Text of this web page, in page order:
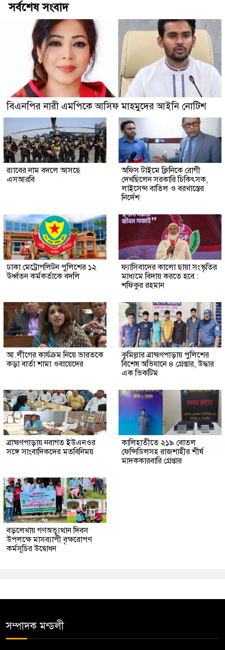
সর্বশেষ সংবাদ
বিএনপির নারী এমপিকে আসিফ মাহমুদের আইনি নোটিশ
র‍্যাবের নাম বদলে আসছে
এসআরবি
অফিস টাইমে ক্লিনিকে রোগী
দেখছিলেন সরকারি চিকিৎসক,
লাইসেন্স বাতিল ও বরখাস্তের
নির্দেশ
ঢাকা মেট্রোপলিটন পুলিশের ১২
ঊর্ধ্বতন কর্মকর্তাকে বদলি
ফ্যাসিবাদের কালো ছায়া সংস্কৃতির
মাধ্যমে বিদায় করতে হবে :
শফিকুর রহমান
আ.লীগের কার্যক্রম নিয়ে ভারতকে
কড়া বার্তা শামা ওবায়েদের
কুমিল্লার ব্রাহ্মণপাড়ায় পুলিশের
বিশেষ অভিযানে ৪ গ্রেপ্তার, উদ্ধার
এক ভিকটিম
ব্রাহ্মণপাড়ায় নবাগত ইউএনওর
সঙ্গে সাংবাদিকদের মতবিনিময়
কালিহাতীতে ২১৯ বোতল
ফেন্সিডিলসহ রাজশাহীর শীর্ষ
মাদককারবারি গ্রেপ্তার
বড়লেখায় গণঅভ্যুত্থান দিবস
উপলক্ষে মাসব্যাপী বৃক্ষরোপণ
কর্মসূচির উদ্বোধন
সম্পাদক মন্ডলী